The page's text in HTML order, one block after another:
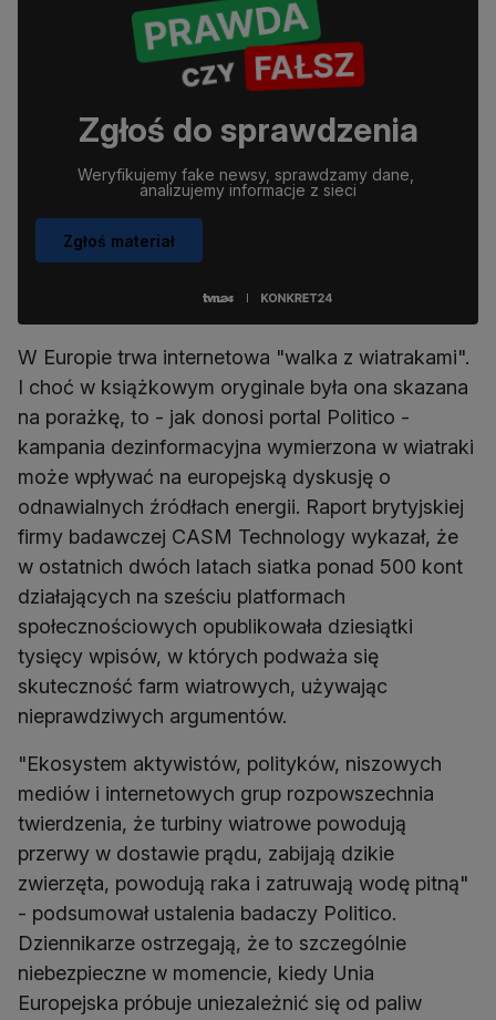
Zgłoś do sprawdzenia
Weryfikujemy fake newsy, sprawdzamy dane,
analizujemy informacje z sieci
Zgłoś materiał
W Europie trwa internetowa "walka z wiatrakami".
I choć w książkowym oryginale była ona skazana
na porażkę, to - jak donosi portal Politico -
kampania dezinformacyjna wymierzona w wiatraki
może wpływać na europejską dyskusję o
odnawialnych źródłach energii. Raport brytyjskiej
firmy badawczej CASM Technology wykazał, że
w ostatnich dwóch latach siatka ponad 500 kont
działających na sześciu platformach
społecznościowych opublikowała dziesiątki
tysięcy wpisów, w których podważa się
skuteczność farm wiatrowych, używając
nieprawdziwych argumentów.
"Ekosystem aktywistów, polityków, niszowych
mediów i internetowych grup rozpowszechnia
twierdzenia, że ​​turbiny wiatrowe powodują
przerwy w dostawie prądu, zabijają dzikie
zwierzęta, powodują raka i zatruwają wodę pitną"
- podsumował ustalenia badaczy Politico.
Dziennikarze ostrzegają, że to szczególnie
niebezpieczne w momencie, kiedy Unia
Europejska próbuje uniezależnić się od paliw